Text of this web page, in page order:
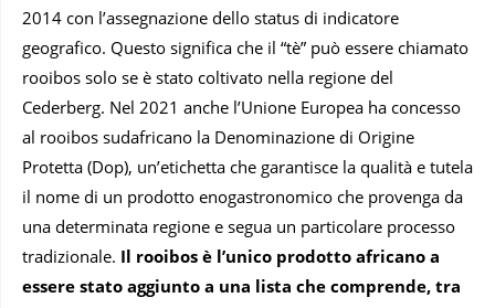
2014 con l’assegnazione dello status di indicatore
geografico. Questo significa che il “tè” può essere chiamato
rooibos solo se è stato coltivato nella regione del
Cederberg. Nel 2021 anche l’Unione Europea ha concesso
al rooibos sudafricano la Denominazione di Origine
Protetta (Dop), un’etichetta che garantisce la qualità e tutela
il nome di un prodotto enogastronomico che provenga da
una determinata regione e segua un particolare processo
tradizionale. Il rooibos è l’unico prodotto africano a
essere stato aggiunto a una lista che comprende, tra